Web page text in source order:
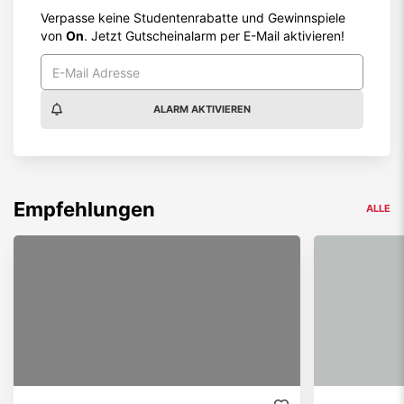
Verpasse keine Studentenrabatte und Gewinnspiele
von On. Jetzt Gutscheinalarm per E-Mail aktivieren!
ALARM AKTIVIEREN
Empfehlungen ALLE